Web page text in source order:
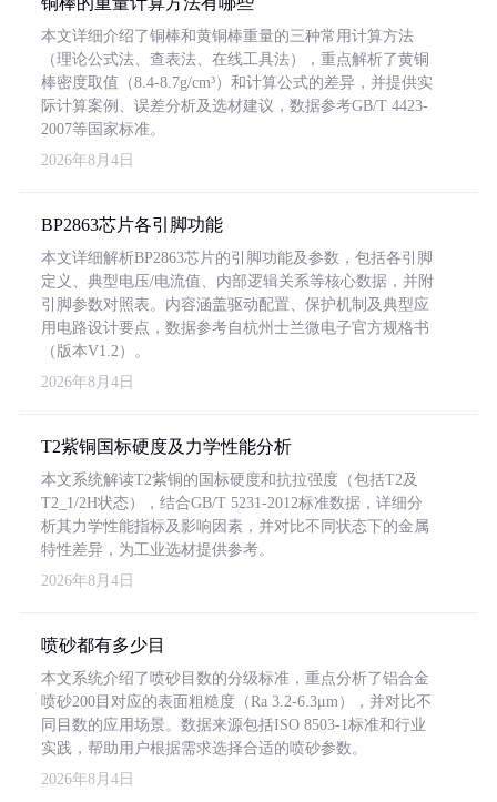
本文详细介绍了铜棒和黄铜棒重量的三种常用计算方法
（理论公式法、查表法、在线工具法），重点解析了黄铜
棒密度取值（8.4-8.7g/cm³）和计算公式的差异，并提供实
际计算案例、误差分析及选材建议，数据参考GB/T 4423-
2007等国家标准。
2026年8月4日
BP2863芯片各引脚功能
本文详细解析BP2863芯片的引脚功能及参数，包括各引脚
定义、典型电压/电流值、内部逻辑关系等核心数据，并附
引脚参数对照表。内容涵盖驱动配置、保护机制及典型应
用电路设计要点，数据参考自杭州士兰微电子官方规格书
（版本V1.2）。
2026年8月4日
T2紫铜国标硬度及力学性能分析
本文系统解读T2紫铜的国标硬度和抗拉强度（包括T2及
T2_1/2H状态），结合GB/T 5231-2012标准数据，详细分
析其力学性能指标及影响因素，并对比不同状态下的金属
特性差异，为工业选材提供参考。
2026年8月4日
喷砂都有多少目
本文系统介绍了喷砂目数的分级标准，重点分析了铝合金
喷砂200目对应的表面粗糙度（Ra 3.2-6.3μm），并对比不
同目数的应用场景。数据来源包括ISO 8503-1标准和行业
实践，帮助用户根据需求选择合适的喷砂参数。
2026年8月4日